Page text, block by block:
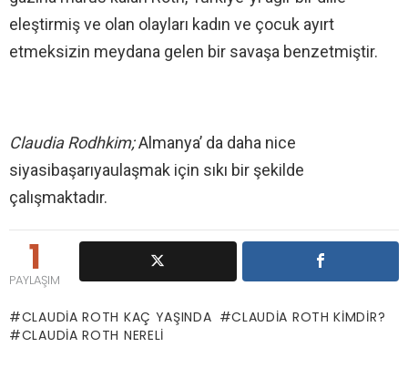
eleştirmiş ve olan olayları kadın ve çocuk ayırt
etmeksizin meydana gelen bir savaşa benzetmiştir.
Claudia Rodhkim;Almanya’ da daha nice
siyasibaşarıyaulaşmak için sıkı bir şekilde
çalışmaktadır.
1
PAYLAŞIM
CLAUDIA ROTH KAÇ YAŞINDA
CLAUDIA ROTH KIMDIR?
CLAUDIA ROTH NERELI